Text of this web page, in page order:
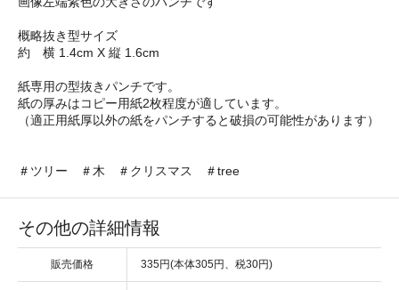
概略抜き型サイズ
約 横 1.4cm X 縦 1.6cm
紙専用の型抜きパンチです。
紙の厚みはコピー用紙2枚程度が適しています。
（適正用紙厚以外の紙をパンチすると破損の可能性があります）
＃ツリー ＃木 ＃クリスマス ＃tree
その他の詳細情報
販売価格 335円(本体305円、税30円)